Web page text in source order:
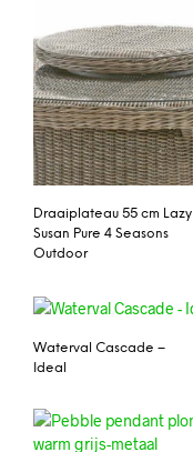
Draaiplateau 55 cm Lazy
Susan Pure 4 Seasons
Outdoor
Waterval Cascade –
Ideal